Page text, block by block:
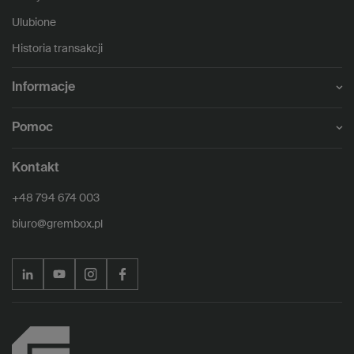
Ulubione
Historia transakcji
Informacje
Pomoc
Kontakt
+48 794 674 003
biuro@grembox.pl